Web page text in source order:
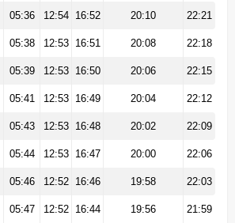
05:36 12:54 16:52 20:10 22:21
05:38 12:53 16:51 20:08 22:18
05:39 12:53 16:50 20:06 22:15
05:41 12:53 16:49 20:04 22:12
05:43 12:53 16:48 20:02 22:09
05:44 12:53 16:47 20:00 22:06
05:46 12:52 16:46 19:58 22:03
05:47 12:52 16:44 19:56 21:59